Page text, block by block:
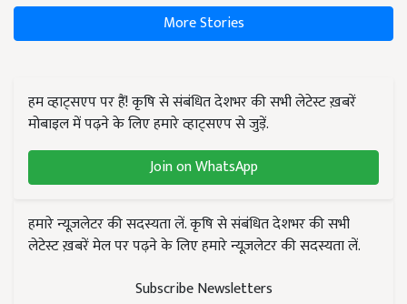
More Stories
हम व्हाट्सएप पर हैं! कृषि से संबंधित देशभर की सभी लेटेस्ट ख़बरें
मोबाइल में पढ़ने के लिए हमारे व्हाट्सएप से जुड़ें.
Join on WhatsApp
हमारे न्यूज़लेटर की सदस्यता लें. कृषि से संबंधित देशभर की सभी
लेटेस्ट ख़बरें मेल पर पढ़ने के लिए हमारे न्यूज़लेटर की सदस्यता लें.
Subscribe Newsletters